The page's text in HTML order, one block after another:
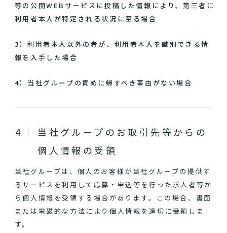
等の公開WEBサービスに投稿した情報により、第三者に
利用者本人が特定される状況に至る場合
3）利用者本人以外の者が、利用者本人を識別できる情
報を入手した場合
4）当社グループの責めに帰すべき事由がない場合
当社グループのお取引先等からの
個人情報の受領
当社グループは、個人のお客様が当社グループの提供す
るサービスを利用して応募・申込等を行った求人者等か
ら個人情報を受領する場合があります。この場合、書面
または電磁的な方法により個人情報を適切に受領しま
す。